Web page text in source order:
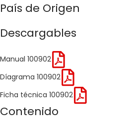
País de Origen
Descargables
Manual 100902
Díagrama 100902
Ficha técnica 100902
Contenido